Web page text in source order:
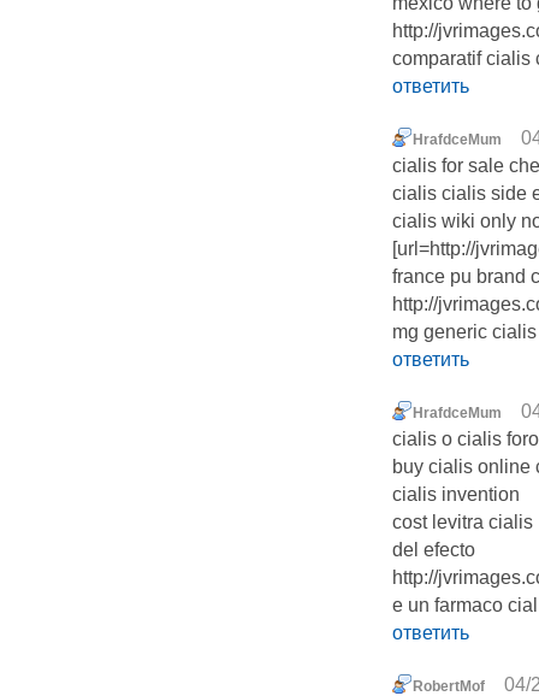
http://
comparatif cialis
ответить
HrafdceMum
cialis for sale
cialis cialis side
cialis wiki only
[url=http://
france pu brand
http://
mg generic
ответить
HrafdceMum
cialis o cialis
buy cialis online
cialis invention
cost levitra
del efecto
http://
e un farmaco
ответить
RobertMof 04/